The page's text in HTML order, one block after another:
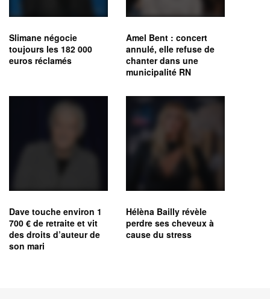
Slimane négocie
toujours les 182 000
euros réclamés
Amel Bent : concert
annulé, elle refuse de
chanter dans une
municipalité RN
Dave touche environ 1
700 € de retraite et vit
des droits d’auteur de
son mari
Hélèna Bailly révèle
perdre ses cheveux à
cause du stress